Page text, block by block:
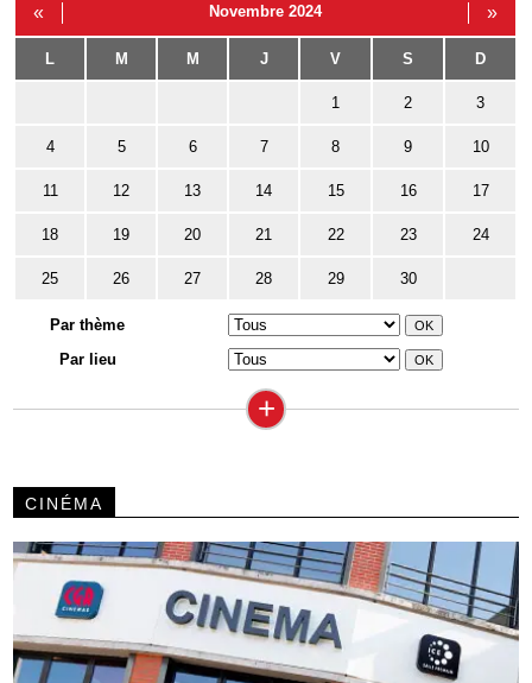
« Novembre 2024 »
L M M J V S D
1 2 3
4 5 6 7 8 9 10
11 12 13 14 15 16 17
18 19 20 21 22 23 24
25 26 27 28 29 30
Par thème
Par lieu
+
CINÉMA